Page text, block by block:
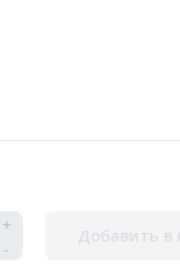
+
-
Добавить в